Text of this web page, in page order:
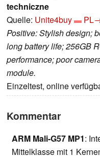
techniczne
Quelle: Unite4buy
Positive: Stylish design;
long battery life; 256GB
performance; poor
module.
Einzeltest, online
Kommentar
ARM Mali-G57 MP1:
Mittelklasse mit 1